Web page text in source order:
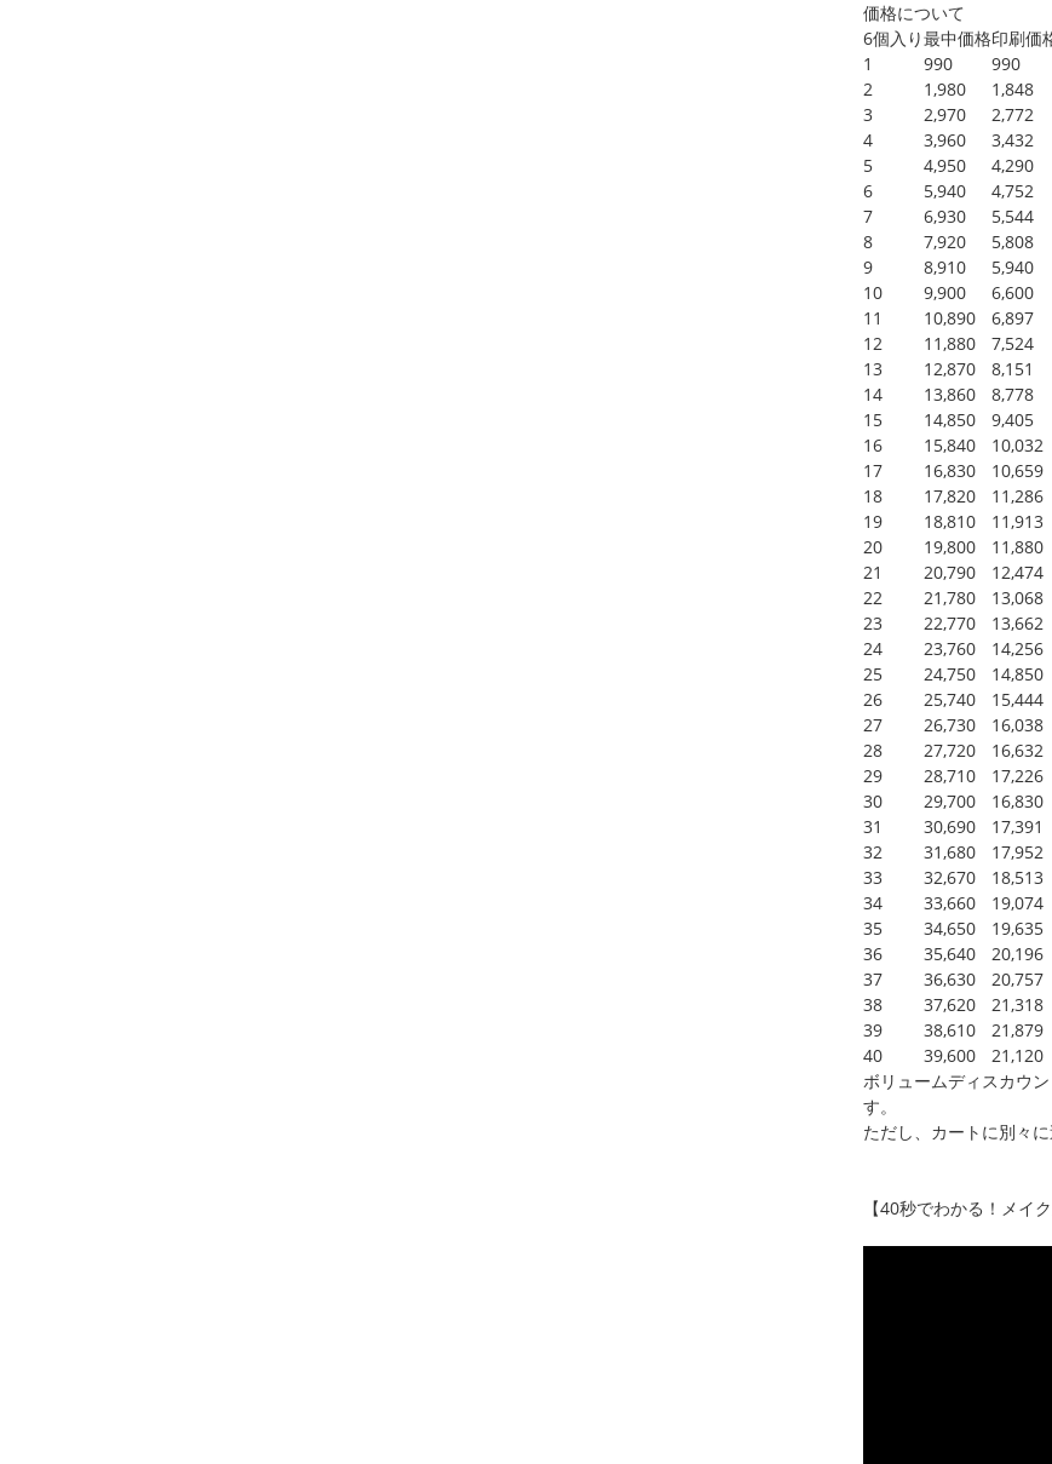
価格について
6個入り最中価格印刷価
1
990 990
2
1,980 1,848
3
2,970 2,772
4
3,960 3,432
5
4,950 4,290
6
5,940 4,752
7
6,930 5,544
8
7,920 5,808
9
8,910 5,940
10
9,900 6,600
11
10,890 6,897
12
11,880 7,524
13
12,870 8,151
14
13,860 8,778
15
14,850 9,405
16
15,840 10,032
17
16,830 10,659
18
17,820 11,286
19
18,810 11,913
20
19,800 11,880
21
20,790 12,474
22
21,780 13,068
23
22,770 13,662
24
23,760 14,256
25
24,750 14,850
26
25,740 15,444
27
26,730 16,038
28
27,720 16,632
29
28,710 17,226
30
29,700 16,830
31
30,690 17,391
32
31,680 17,952
33
32,670 18,513
34
33,660 19,074
35
34,650 19,635
36
35,640 20,196
37
36,630 20,757
38
37,620 21,318
39
38,610 21,879
40
39,600 21,120
ボリュームディスカウ
す。
ただし、カートに別々
【40秒でわかる！メイ